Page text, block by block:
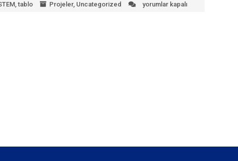
, tablo Projeler, Uncategorized
Sesli
yorumlar kapalı